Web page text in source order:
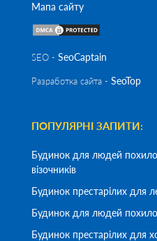
Мапа сайту
SEO - SeoСaptain
Разработка сайта - SeoTop
ПОПУЛЯРНІ ЗАПИТИ:
Будинок для людей
візочників
Будинок престарілих для
Будинок для людей
Будинок престарілих для